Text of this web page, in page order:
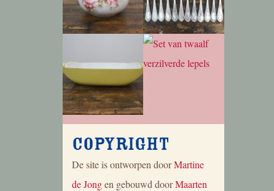
Copyright
De site is ontworpen doorMartine
de Jongen gebouwd doorMaarten